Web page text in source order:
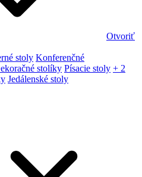
Otvoriť
stoly Konferenčné
stolíky Písacie stoly + 2
Jedálenské stoly